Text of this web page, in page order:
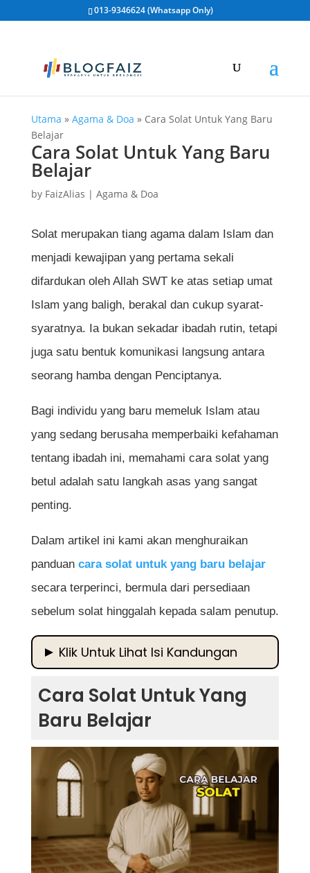
013-9346624 (Whatsapp Only)
Utama » Agama & Doa » Cara Solat Untuk Yang Baru
Belajar
Cara Solat Untuk Yang Baru
Belajar
by FaizAlias | Agama & Doa
Solat merupakan tiang agama dalam Islam dan
menjadi kewajipan yang pertama sekali
difardukan oleh Allah SWT ke atas setiap umat
Islam yang baligh, berakal dan cukup syarat-
syaratnya. Ia bukan sekadar ibadah rutin, tetapi
juga satu bentuk komunikasi langsung antara
seorang hamba dengan Penciptanya.
Bagi individu yang baru memeluk Islam atau
yang sedang berusaha memperbaiki kefahaman
tentang ibadah ini, memahami cara solat yang
betul adalah satu langkah asas yang sangat
penting.
Dalam artikel ini kami akan menghuraikan
panduan cara solat untuk yang baru belajar
secara terperinci, bermula dari persediaan
sebelum solat hinggalah kepada salam penutup.
Klik Untuk Lihat Isi Kandungan
Kepentingan Solat Dalam Kehidupan Seorang
Persediaan Sebelum Solat
1. Mengetahui Waktu Solat
2. Bersuci atau Berwuduk
3. Menutup Aurat
Cara Solat Untuk Yang
Baru Belajar